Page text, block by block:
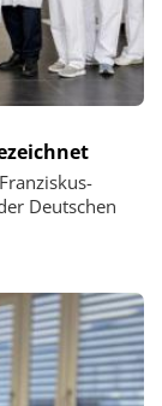
Deutschen